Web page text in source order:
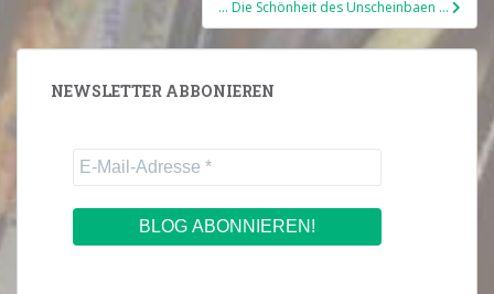
… Die Schönheit des Unscheinbaen …
NEWSLETTER ABBONIEREN